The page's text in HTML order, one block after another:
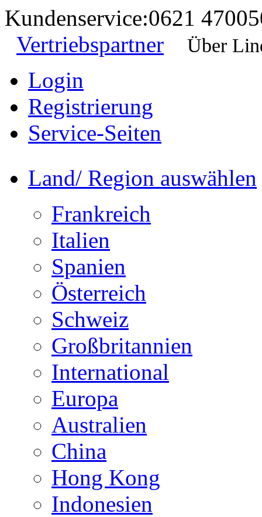
Kundenservice:0621
Vertriebspartner
Über
Login
Registrierung
Service-Seiten
Land/ Region auswählen
Frankreich
Italien
Spanien
Österreich
Schweiz
Großbritannien
International
Europa
Australien
China
Hong Kong
Indonesien